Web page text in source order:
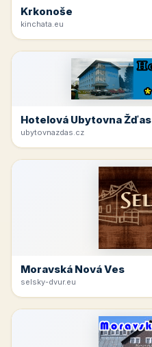
Krkonoše
kinchata.eu
Hotelová Ubytovna Žďas
ubytovnazdas.cz
Moravská Nová Ves
selsky-dvur.eu